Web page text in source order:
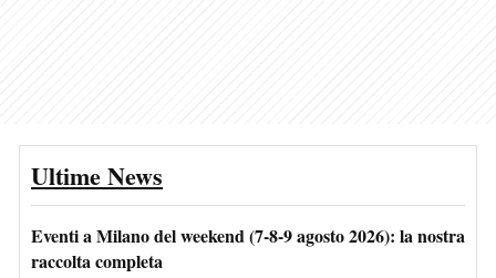
Ultime News
Eventi a Milano del weekend (7-8-9 agosto 2026): la nostra
raccolta completa